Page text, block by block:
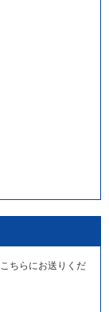
ちらにお送りくだ